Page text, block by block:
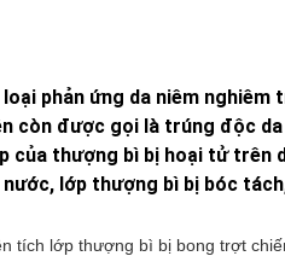
phản ứng da niêm nghiêm
còn được gọi là trúng độc
của thượng bì bị hoại tử trên
nước, lớp thượng bì bị bóc
tích lớp thượng bì bị bong trợt